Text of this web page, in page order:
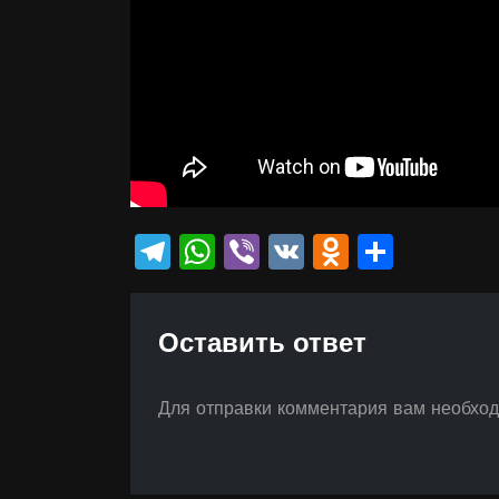
Telegram
WhatsApp
Viber
VK
Оставить ответ
Для отправки комментария вам